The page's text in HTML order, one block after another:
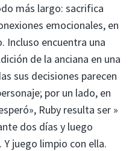
más largo: sacrifica
emocionales, en
Incluso encuentra una
de la anciana en una
sus decisiones parecen
por un lado, en
Ruby resulta ser »
dos días y luego
juego limpio con ella.